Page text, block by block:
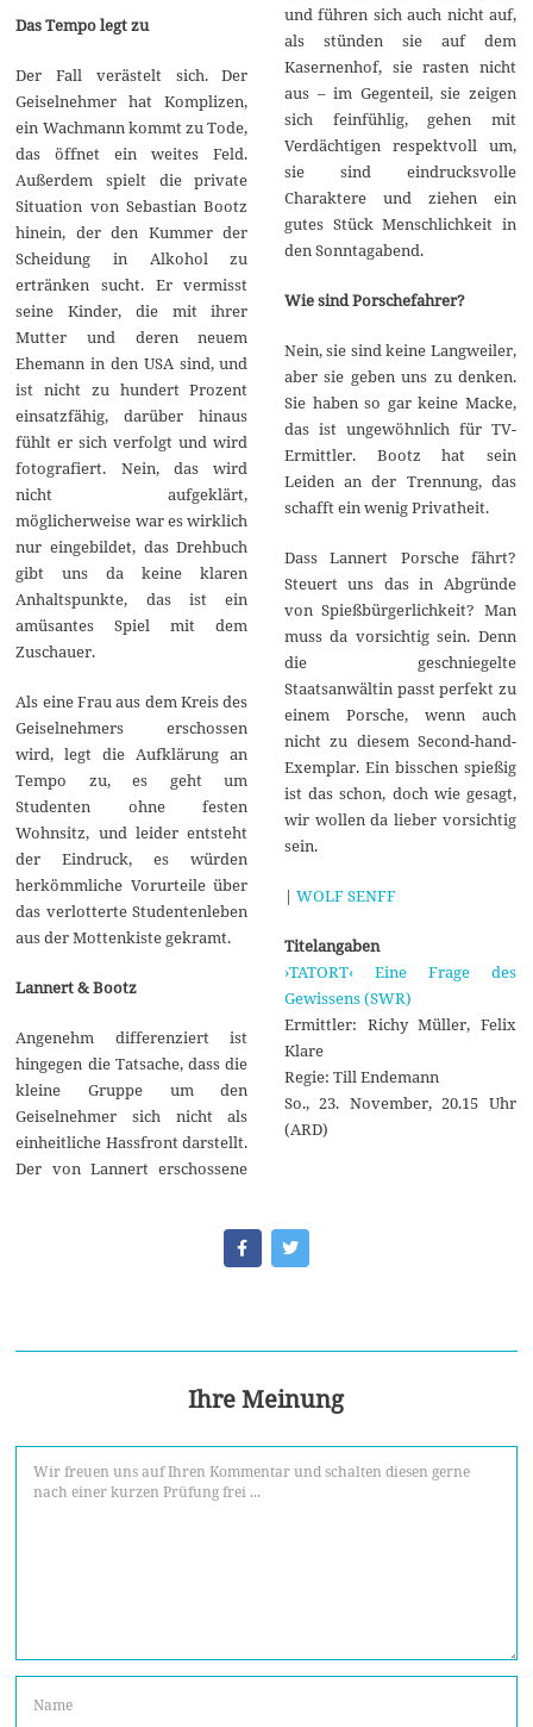
Das Tempo legt zu
Der Fall verästelt sich. Der
Geiselnehmer hat Komplizen,
ein Wachmann kommt zu Tode,
das öffnet ein weites Feld.
Außerdem spielt die private
Situation von Sebastian Bootz
hinein, der den Kummer der
Scheidung in Alkohol zu
ertränken sucht. Er vermisst
seine Kinder, die mit ihrer
Mutter und deren neuem
Ehemann in den USA sind, und
ist nicht zu hundert Prozent
einsatzfähig, darüber hinaus
fühlt er sich verfolgt und wird
fotografiert. Nein, das wird
nicht aufgeklärt,
möglicherweise war es wirklich
nur eingebildet, das Drehbuch
gibt uns da keine klaren
Anhaltspunkte, das ist ein
amüsantes Spiel mit dem
Zuschauer.
Als eine Frau aus dem Kreis des
Geiselnehmers erschossen
wird, legt die Aufklärung an
Tempo zu, es geht um
Studenten ohne festen
Wohnsitz, und leider entsteht
der Eindruck, es würden
herkömmliche Vorurteile über
das verlotterte Studentenleben
aus der Mottenkiste gekramt.
Lannert & Bootz
Angenehm differenziert ist
hingegen die Tatsache, dass die
kleine Gruppe um den
Geiselnehmer sich nicht als
einheitliche Hassfront darstellt.
Der von Lannert erschossene
und führen sich auch nicht auf,
als stünden sie auf dem
Kasernenhof, sie rasten nicht
aus – im Gegenteil, sie zeigen
sich feinfühlig, gehen mit
Verdächtigen respektvoll um,
sie sind eindrucksvolle
Charaktere und ziehen ein
gutes Stück Menschlichkeit in
den Sonntagabend.
Wie sind Porschefahrer?
Nein, sie sind keine Langweiler,
aber sie geben uns zu denken.
Sie haben so gar keine Macke,
das ist ungewöhnlich für TV-
Ermittler. Bootz hat sein
Leiden an der Trennung, das
schafft ein wenig Privatheit.
Dass Lannert Porsche fährt?
Steuert uns das in Abgründe
von Spießbürgerlichkeit? Man
muss da vorsichtig sein. Denn
die geschniegelte
Staatsanwältin passt perfekt zu
einem Porsche, wenn auch
nicht zu diesem Second-hand-
Exemplar. Ein bisschen spießig
ist das schon, doch wie gesagt,
wir wollen da lieber vorsichtig
sein.
| WOLF SENFF
Titelangaben
›TATORT‹ Eine Frage des
Gewissens (SWR)
Ermittler: Richy Müller, Felix
Klare
Regie: Till Endemann
So., 23. November, 20.15 Uhr
(ARD)
Ihre Meinung